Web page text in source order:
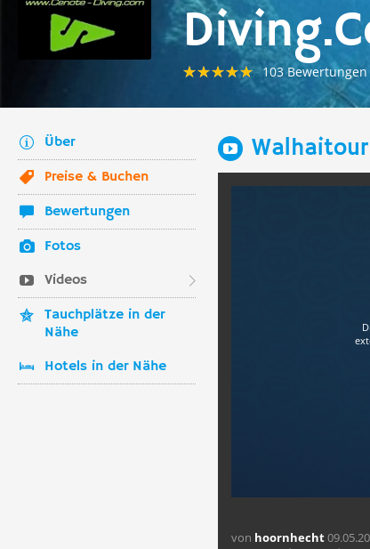
103 Bewertungen
Über
Preise & Buchen
Bewertungen
Fotos
Videos
Tauchplätze in der
Nähe
Hotels in der Nähe
von hoornhecht